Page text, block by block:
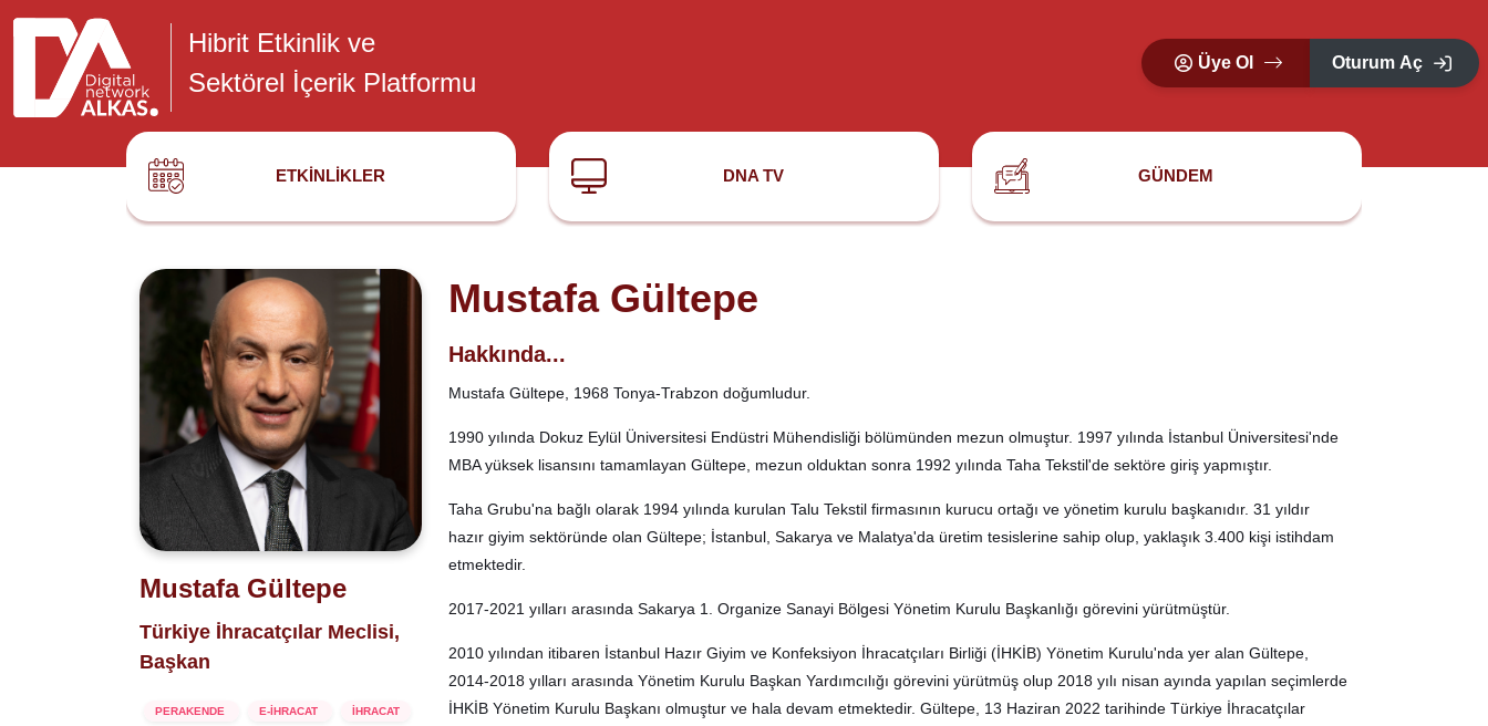
Hibrit Etkinlik ve
Sektörel İçerik Platformu
Üye Ol Oturum Aç
ETKINLIKLER DNA TV GÜNDEM
Mustafa Gültepe
Türkiye İhracatçılar Meclisi,
Başkan
PERAKENDE E-İHRACAT İHRACAT
Mustafa Gültepe
Hakkında...
Mustafa Gültepe, 1968 Tonya-Trabzon doğumludur.
1990 yılında Dokuz Eylül Üniversitesi Endüstri Mühendisliği bölümünden mezun olmuştur. 1997 yılında İstanbul Üniversitesi'nde
MBA yüksek lisansını tamamlayan Gültepe, mezun olduktan sonra 1992 yılında Taha Tekstil'de sektöre giriş yapmıştır.
Taha Grubu'na bağlı olarak 1994 yılında kurulan Talu Tekstil firmasının kurucu ortağı ve yönetim kurulu başkanıdır. 31 yıldır
hazır giyim sektöründe olan Gültepe; İstanbul, Sakarya ve Malatya'da üretim tesislerine sahip olup, yaklaşık 3.400 kişi istihdam
etmektedir.
2017-2021 yılları arasında Sakarya 1. Organize Sanayi Bölgesi Yönetim Kurulu Başkanlığı görevini yürütmüştür.
2010 yılından itibaren İstanbul Hazır Giyim ve Konfeksiyon İhracatçıları Birliği (İHKİB) Yönetim Kurulu'nda yer alan Gültepe,
2014-2018 yılları arasında Yönetim Kurulu Başkan Yardımcılığı görevini yürütmüş olup 2018 yılı nisan ayında yapılan seçimlerde
İHKİB Yönetim Kurulu Başkanı olmuştur ve hala devam etmektedir. Gültepe, 13 Haziran 2022 tarihinde Türkiye İhracatçılar